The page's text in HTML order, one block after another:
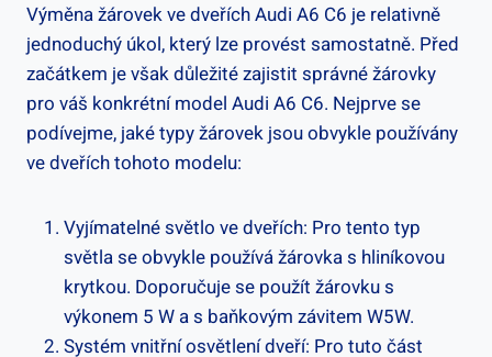
Výměna žárovek ve dveřích Audi A6 C6 je relativně
jednoduchý úkol, který lze provést samostatně. Před
začátkem je však důležité zajistit správné žárovky
pro váš konkrétní model Audi A6 C6. Nejprve se
podívejme, jaké typy žárovek jsou obvykle používány
ve dveřích tohoto modelu:
Vyjímatelné světlo ve dveřích: Pro tento typ
světla se obvykle používá žárovka s hliníkovou
krytkou. Doporučuje se použít žárovku s
výkonem 5 W a s baňkovým závitem W5W.
Systém vnitřní osvětlení dveří: Pro tuto část